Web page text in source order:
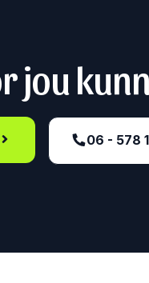
jou
06 - 578